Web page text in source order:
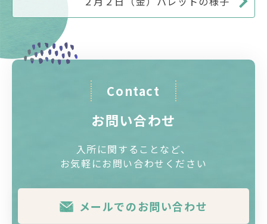
Contact
お問い合わせ
入所に関することなど、
お気軽にお問い合わせください
メールでのお問い合わせ